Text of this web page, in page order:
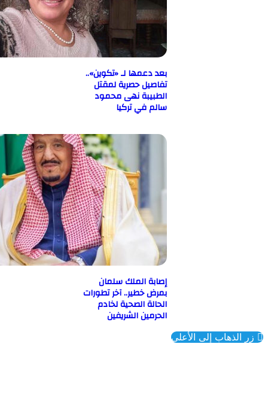
بعد دعمها لـ «تكوين»..
تفاصيل حصرية لمقتل
الطبيبة نهى محمود
سالم في تركيا
إصابة الملك سلمان
بمرض خطير.. آخر تطورات
الحالة الصحية لخادم
الحرمين الشريفين
إلى الأعلى